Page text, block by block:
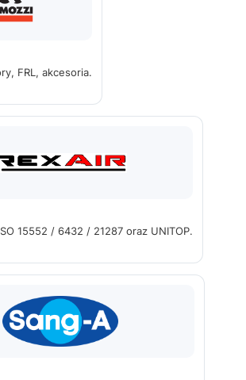
FRL, akcesoria.
15552 / 6432 / 21287 oraz UNITOP.